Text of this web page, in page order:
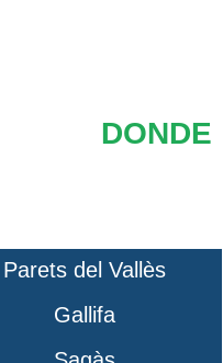
DONDE
Parets del Vallès
Gallifa